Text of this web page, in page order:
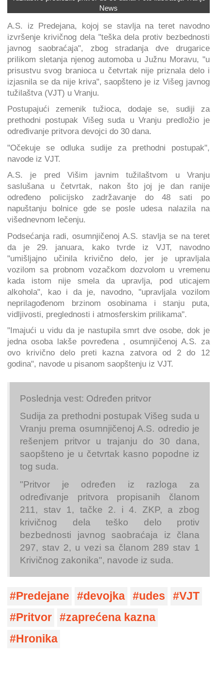
News
A.S. iz Predejana, kojoj se stavlja na teret navodno
izvršenje krivičnog dela "teška dela protiv bezbednosti
javnog saobraćaja", zbog stradanja dve drugarice
prilikom sletanja njenog automoba u Južnu Moravu, "u
prisustvu svog branioca u četvrtak nije priznala delo i
izjasnila se da nije kriva", saopšteno je iz Višeg javnog
tužilaštva (VJT) u Vranju.
Postupajući zemenik tužioca, dodaje se, sudiji za
prethodni postupak Višeg suda u Vranju predložio je
određivanje pritvora devojci do 30 dana.
"Očekuje se odluka sudije za prethodni postupak",
navode iz VJT.
A.S. je pred Višim javnim tužilaštvom u Vranju
saslušana u četvrtak, nakon što joj je dan ranije
određeno policijsko zadržavanje do 48 sati po
napuštanju bolnice gde se posle udesa nalazila na
višednevnom lečenju.
Podsećanja radi, osumnjičenoj A.S. stavlja se na teret
da je 29. januara, kako tvrde iz VJT, navodno
"umišljajno učinila krivično delo, jer je upravljala
vozilom sa probnom vozačkom dozvolom u vremenu
kada istom nije smela da upravlja, pod uticajem
alkohola", kao i da je, navodno, "upravljala vozilom
neprilagođenom brzinom osobinama i stanju puta,
vidljivosti, preglednosti i atmosferskim prilikama".
"Imajući u vidu da je nastupila smrt dve osobe, dok je
jedna osoba lakše povređena , osumnjičenoj A.S. za
ovo krivično delo preti kazna zatvora od 2 do 12
godina", navode u pisanom saopštenju iz VJT.
Poslednja vest: Određen pritvor
Sudija za prethodni postupak Višeg suda u
Vranju prema osumnjičenoj A.S. odredio je
rešenjem pritvor u trajanju do 30 dana,
saopšteno je u četvrtak kasno popodne iz
tog suda.
"Pritvor je određen iz razloga za
određivanje pritvora propisanih članom
211, stav 1, tačke 2. i 4. ZKP, a zbog
krivičnog dela teško delo protiv
bezbednosti javnog saobraćaja iz člana
297, stav 2, u vezi sa članom 289 stav 1
Krivičnog zakonika", navode iz suda.
Predejane devojka udes
VJT
Pritvor
zaprećena kazna
Hronika